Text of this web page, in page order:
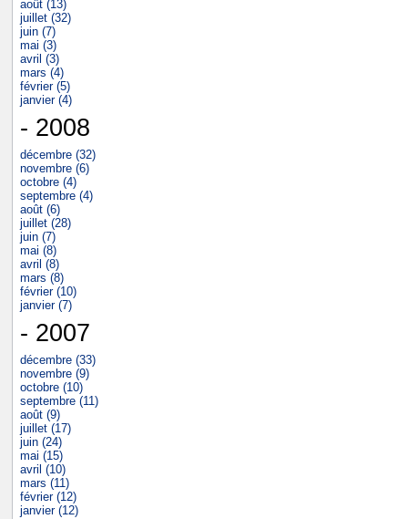
août (13)
juillet (32)
juin (7)
mai (3)
avril (3)
mars (4)
février (5)
janvier (4)
- 2008
décembre (32)
novembre (6)
octobre (4)
septembre (4)
août (6)
juillet (28)
juin (7)
mai (8)
avril (8)
mars (8)
février (10)
janvier (7)
- 2007
décembre (33)
novembre (9)
octobre (10)
septembre (11)
août (9)
juillet (17)
juin (24)
mai (15)
avril (10)
mars (11)
février (12)
janvier (12)